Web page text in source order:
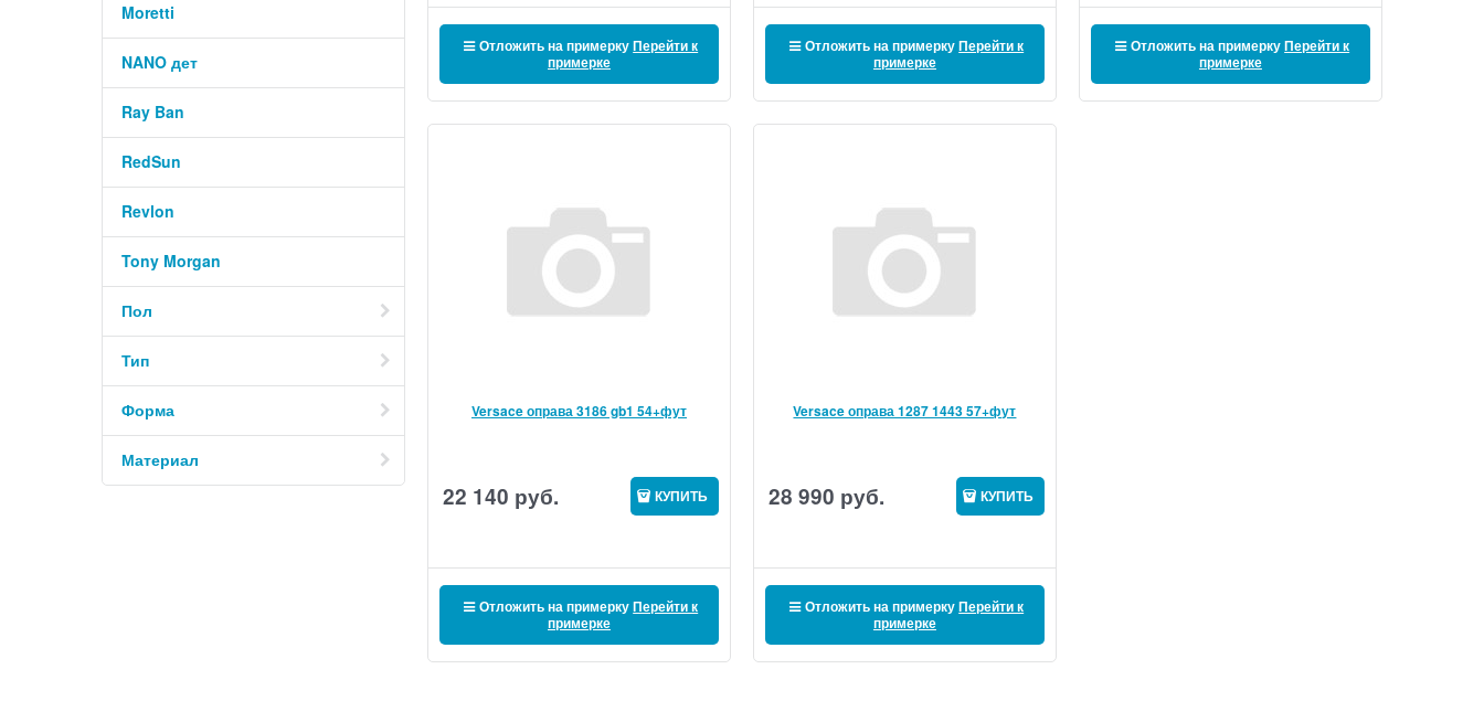
Moretti
NANO дет
Ray Ban
RedSun
Revlon
Tony Morgan
Пол
Тип
Форма
Материал
Отложить на примеркуПерейти к
примерке
Отложить на примеркуПерейти к
примерке
Отложить на примеркуПерейти к
примерке
Versace оправа 3186 gb1 54+фут
22 140 руб. КУПИТЬ
Отложить на примеркуПерейти к
примерке
Versace оправа 1287 1443 57+фут
28 990 руб. КУПИТЬ
Отложить на примеркуПерейти к
примерке